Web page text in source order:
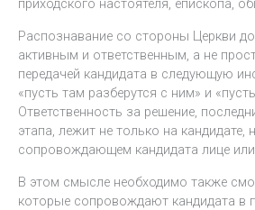
приходского настоятеля, епископа,
Распознавание со стороны Церкви
активным и ответственным, а не
передачей кандидата в следующую
«пусть там разберутся с ним» и
Ответственность за решение,
этапа, лежит не только на кандидате,
сопровождающем кандидата лице или
В этом смысле необходимо также
которые сопровождают кандидата в